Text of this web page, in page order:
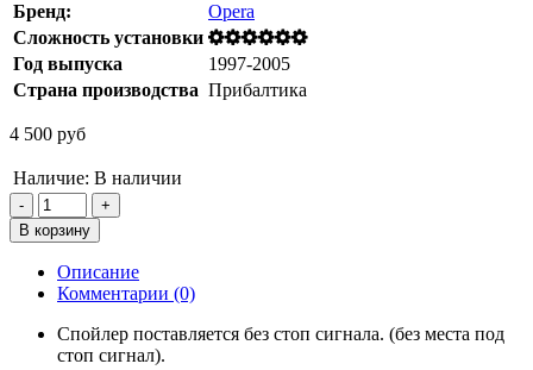
Бренд:
Opera
Сложность установки
Год выпуска
1997-2005
Страна производства Прибалтика
4 500 руб
Наличие: В наличии
Описание
Комментарии (0)
Спойлер поставляется без стоп сигнала. (без места под
стоп сигнал).